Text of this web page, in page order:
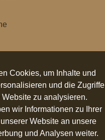
Cookies, um Inhalte und
und die Zugriffe
Website zu analysieren.
wir Informationen zu Ihrer
Website an unsere
und Analysen weiter.